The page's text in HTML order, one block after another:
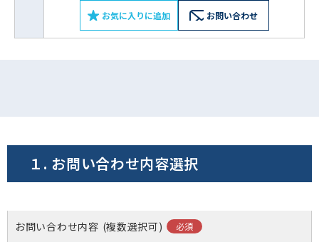
お気に入りに追加 お問い合わせ
0120-620-213
１. お問い合わせ内容選択
お問い合わせ内容 (複数選択可)